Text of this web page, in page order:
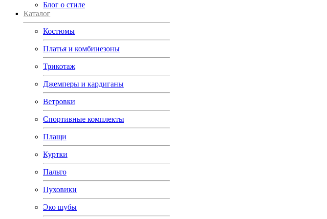
Блог о стиле
Каталог
Костюмы
Платья и комбинезоны
Трикотаж
Джемперы и кардиганы
Ветровки
Спортивные комплекты
Плащи
Куртки
Пальто
Пуховики
Эко шубы